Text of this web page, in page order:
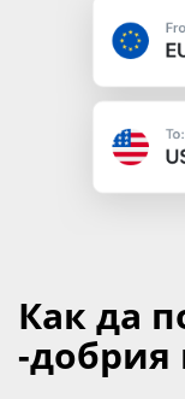
Как да
-добрия